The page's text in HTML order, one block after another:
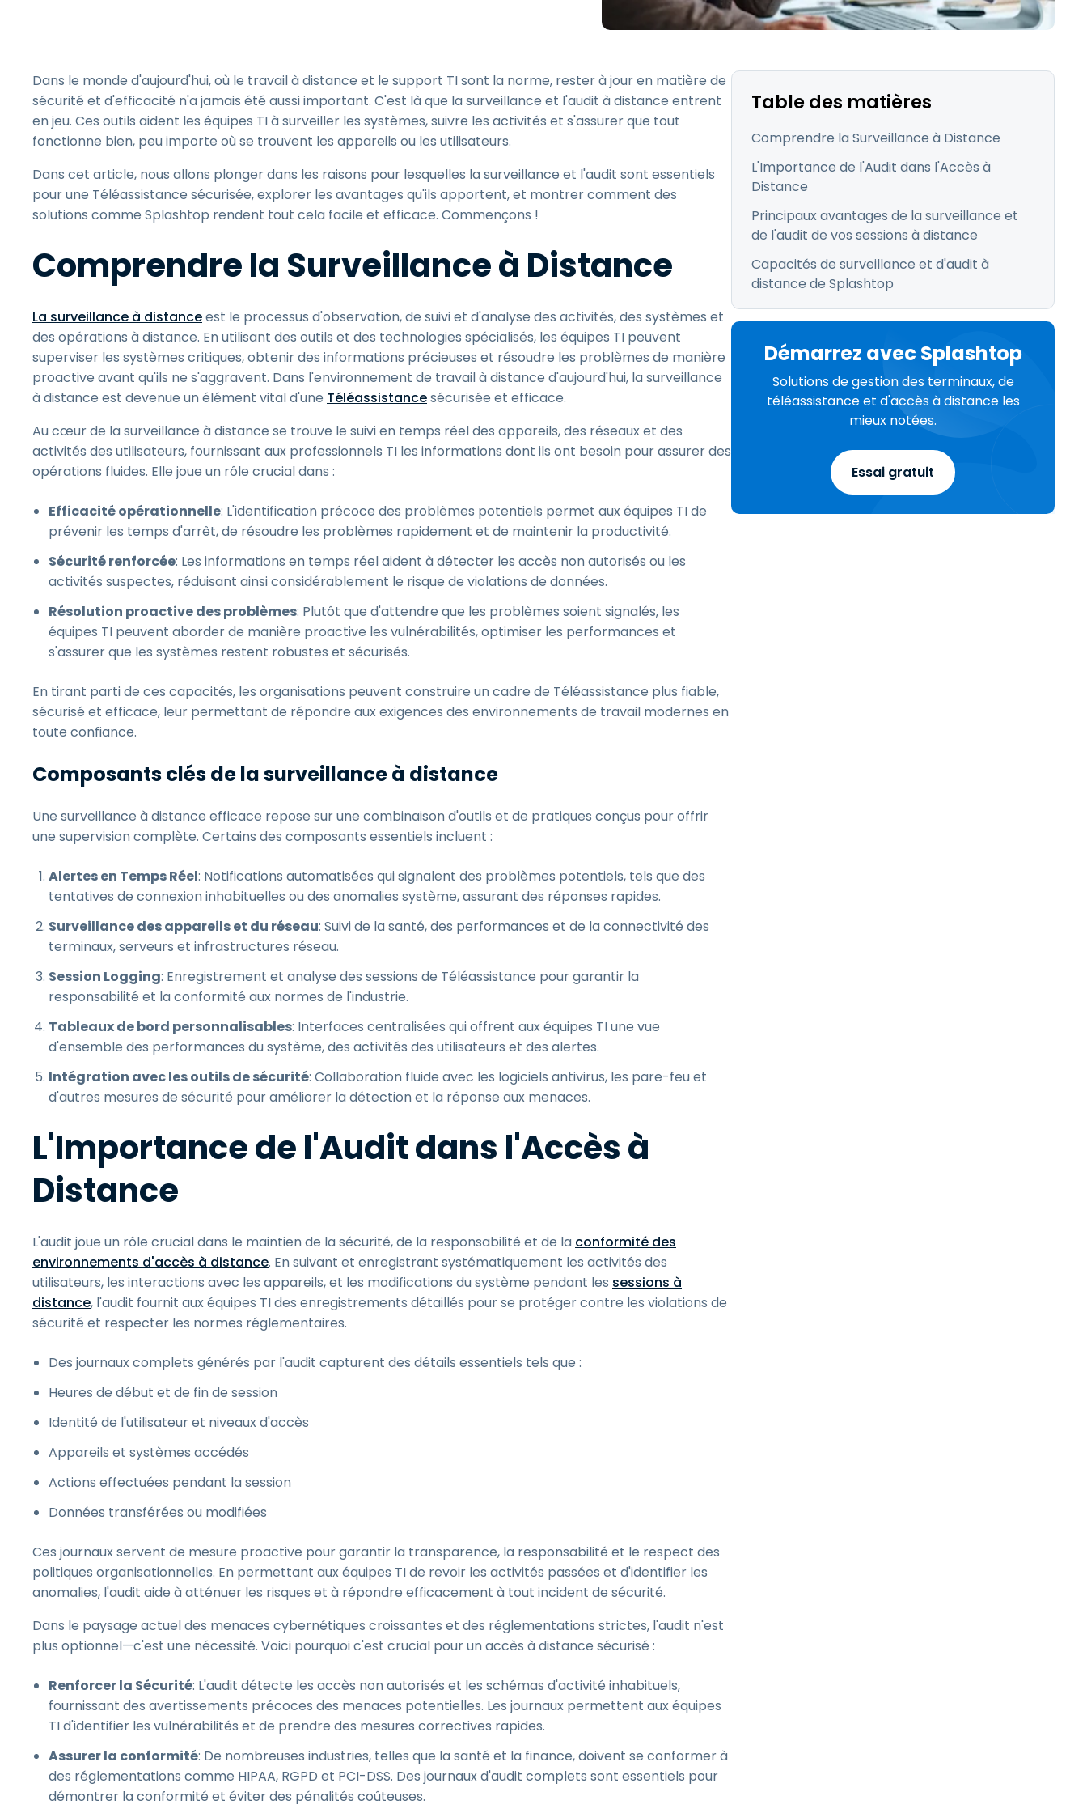
Tous les produits
Assistance sur le terrain
Travail à distance avec
Wacom
Accès virtuel aux salles
informatiques
Sécurité des points
terminaux
Voir tous les besoins
Voir tous les secteurs
日本語
ภาษาไทย
Bahasa
Table des matières
Comprendre la Surveillance à Distance
L'Importance de l'Audit dans l'Accès à
Distance
Principaux avantages de la surveillance et
de l'audit de vos sessions à distance
Capacités de surveillance et d'audit à
distance de Splashtop
Démarrez avec Splashtop
Solutions de gestion des terminaux, de
téléassistance et d'accès à distance les
mieux notées.
Essai gratuit
Dans le monde d'aujourd'hui, où le travail à distance et le support TI sont la norme, rester à jour en matière de
sécurité et d'efficacité n'a jamais été aussi important. C'est là que la surveillance et l'audit à distance entrent
en jeu. Ces outils aident les équipes TI à surveiller les systèmes, suivre les activités et s'assurer que tout
fonctionne bien, peu importe où se trouvent les appareils ou les utilisateurs.
Dans cet article, nous allons plonger dans les raisons pour lesquelles la surveillance et l'audit sont essentiels
pour une Téléassistance sécurisée, explorer les avantages qu'ils apportent, et montrer comment des
solutions comme Splashtop rendent tout cela facile et efficace. Commençons !
Comprendre la Surveillance à Distance
La surveillance à distanceest le processus d'observation, de suivi et d'analyse des activités, des systèmes et
des opérations à distance. En utilisant des outils et des technologies spécialisés, les équipes TI peuvent
superviser les systèmes critiques, obtenir des informations précieuses et résoudre les problèmes de manière
proactive avant qu'ils ne s'aggravent. Dans l'environnement de travail à distance d'aujourd'hui, la surveillance
à distance est devenue un élément vital d'une Téléassistancesécurisée et efficace.
Au cœur de la surveillance à distance se trouve le suivi en temps réel des appareils, des réseaux et des
activités des utilisateurs, fournissant aux professionnels TI les informations dont ils ont besoin pour assurer des
opérations fluides. Elle joue un rôle crucial dans :
Efficacité opérationnelle: L'identification précoce des problèmes potentiels permet aux équipes TI de
prévenir les temps d'arrêt, de résoudre les problèmes rapidement et de maintenir la productivité.
Sécurité renforcée: Les informations en temps réel aident à détecter les accès non autorisés ou les
activités suspectes, réduisant ainsi considérablement le risque de violations de données.
Résolution proactive des problèmes: Plutôt que d'attendre que les problèmes soient signalés, les
équipes TI peuvent aborder de manière proactive les vulnérabilités, optimiser les performances et
s'assurer que les systèmes restent robustes et sécurisés.
En tirant parti de ces capacités, les organisations peuvent construire un cadre de Téléassistance plus fiable,
sécurisé et efficace, leur permettant de répondre aux exigences des environnements de travail modernes en
toute confiance.
Composants clés de la surveillance à distance
Une surveillance à distance efficace repose sur une combinaison d'outils et de pratiques conçus pour offrir
une supervision complète. Certains des composants essentiels incluent :
Alertes en Temps Réel: Notifications automatisées qui signalent des problèmes potentiels, tels que des
tentatives de connexion inhabituelles ou des anomalies système, assurant des réponses rapides.
Surveillance des appareils et du réseau: Suivi de la santé, des performances et de la connectivité des
terminaux, serveurs et infrastructures réseau.
Session Logging: Enregistrement et analyse des sessions de Téléassistance pour garantir la
responsabilité et la conformité aux normes de l'industrie.
Tableaux de bord personnalisables: Interfaces centralisées qui offrent aux équipes TI une vue
d'ensemble des performances du système, des activités des utilisateurs et des alertes.
Intégration avec les outils de sécurité: Collaboration fluide avec les logiciels antivirus, les pare-feu et
d'autres mesures de sécurité pour améliorer la détection et la réponse aux menaces.
L'Importance de l'Audit dans l'Accès à
Distance
L'audit joue un rôle crucial dans le maintien de la sécurité, de la responsabilité et de la conformité des
environnements d'accès à distance. En suivant et enregistrant systématiquement les activités des
utilisateurs, les interactions avec les appareils, et les modifications du système pendant les sessions à
distance, l'audit fournit aux équipes TI des enregistrements détaillés pour se protéger contre les violations de
sécurité et respecter les normes réglementaires.
Des journaux complets générés par l'audit capturent des détails essentiels tels que :
Heures de début et de fin de session
Identité de l'utilisateur et niveaux d'accès
Appareils et systèmes accédés
Actions effectuées pendant la session
Données transférées ou modifiées
Ces journaux servent de mesure proactive pour garantir la transparence, la responsabilité et le respect des
politiques organisationnelles. En permettant aux équipes TI de revoir les activités passées et d'identifier les
anomalies, l'audit aide à atténuer les risques et à répondre efficacement à tout incident de sécurité.
Dans le paysage actuel des menaces cybernétiques croissantes et des réglementations strictes, l'audit n'est
plus optionnel—c'est une nécessité. Voici pourquoi c'est crucial pour un accès à distance sécurisé :
Renforcer la Sécurité: L'audit détecte les accès non autorisés et les schémas d'activité inhabituels,
fournissant des avertissements précoces des menaces potentielles. Les journaux permettent aux équipes
TI d'identifier les vulnérabilités et de prendre des mesures correctives rapides.
Assurer la conformité: De nombreuses industries, telles que la santé et la finance, doivent se conformer à
des réglementations comme HIPAA, RGPD et PCI-DSS. Des journaux d'audit complets sont essentiels pour
démontrer la conformité et éviter des pénalités coûteuses.